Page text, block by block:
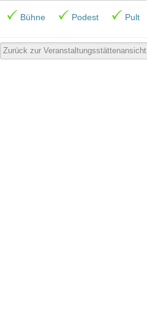
Bühne Podest Pult
Zurück zur Veranstaltungsstättenansicht